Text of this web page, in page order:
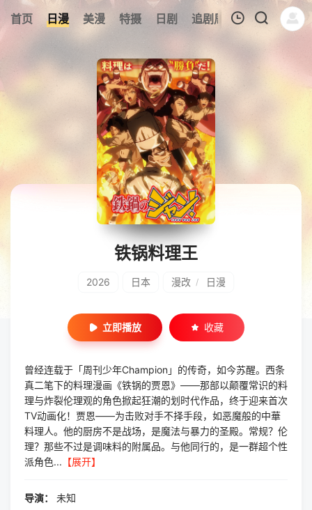
首页 日漫 美漫 特摄 日剧 追剧周表 今日更新
0
暂无观看影片的记录
铁锅料理王
2026 日本 漫改 / 日漫
立即播放 收藏
曾经连载于「周刊少年Champion」的传奇，如今苏醒。西条
真二笔下的料理漫画《铁锅的贾恩》——那部以颠覆常识的料
理与炸裂伦理观的角色掀起狂潮的划时代作品，终于迎来首次
TV动画化！贾恩——为击败对手不择手段，如恶魔般的中華
料理人。他的厨房不是战场，是魔法与暴力的圣殿。常规？伦
理？那些不过是调味料的附属品。与他同行的，是一群超个性
派角色... 【展开】
导演：
未知